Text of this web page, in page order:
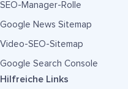
SEO-Manager-Rolle
Google News Sitemap
Video-SEO-Sitemap
Google Search Console
Hilfreiche Links